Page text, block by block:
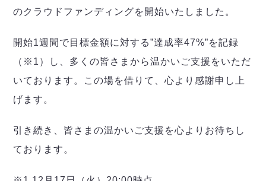
ボルクバレット北九州
選手の通算記録（Ｆ２）
ヴォスクオーレ仙台
マルバ水戸FC
Y．S．C．C．横浜
ヴィンセドール白山
のクラウドファンディングを開始いたしました。
開始1週間で目標金額に対する”達成率47%”を記録
（※1）し、多くの皆さまから温かいご支援をいただ
いております。この場を借りて、心より感謝申し上
げます。
引き続き、皆さまの温かいご支援を心よりお待ちし
ております。